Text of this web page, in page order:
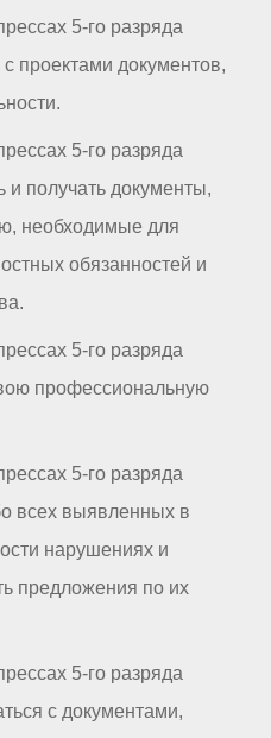
5-го разряда
проектами документов,
5-го разряда
и получать документы,
необходимые для
обязанностей и
5-го разряда
профессиональную
5-го разряда
всех выявленных в
нарушениях и
предложения по их
5-го разряда
с документами,